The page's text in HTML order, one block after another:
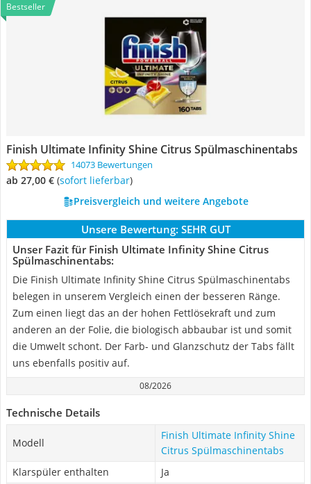
Bestseller
Finish Ultimate Infinity Shine Citrus Spülmaschinentabs
14073 Bewertungen
ab 27,00 € ( Sofort lieferbar)
Preisvergleich und weitere Angebote
Unsere Bewertung: SEHR GUT
Unser Fazit für Finish Ultimate Infinity Shine Citrus
Spülmaschinentabs:
Die Finish Ultimate Infinity Shine Citrus Spülmaschinentabs
belegen in unserem Vergleich einen der besseren Ränge.
Zum einen liegt das an der hohen Fettlösekraft und zum
anderen an der Folie, die biologisch abbaubar ist und somit
die Umwelt schont. Der Farb- und Glanzschutz der Tabs fällt
uns ebenfalls positiv auf.
08/2026
Technische Details
Modell
Finish Ultimate Infinity Shine
Citrus Spülmaschinentabs
Klarspüler enthalten
Ja